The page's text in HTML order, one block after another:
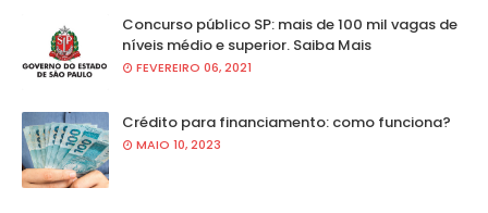
Concurso público SP: mais de 100 mil vagas de
níveis médio e superior. Saiba Mais
FEVEREIRO 06, 2021
Crédito para financiamento: como funciona?
MAIO 10, 2023